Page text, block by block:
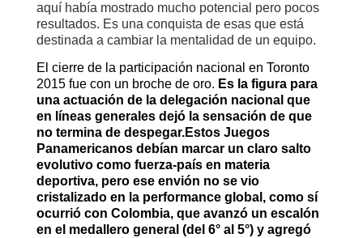
aquí había mostrado mucho potencial pero pocos
resultados. Es una conquista de esas que está
destinada a cambiar la mentalidad de un equipo.
El cierre de la participación nacional en Toronto
2015 fue con un broche de oro. Es la figura para
una actuación de la delegación nacional que
en líneas generales dejó la sensación de que
no termina de despegar.Estos Juegos
Panamericanos debían marcar un claro salto
evolutivo como fuerza-país en materia
deportiva, pero ese envión no se vio
cristalizado en la performance global, como sí
ocurrió con Colombia, que avanzó un escalón
en el medallero general (del 6° al 5°) y agregó